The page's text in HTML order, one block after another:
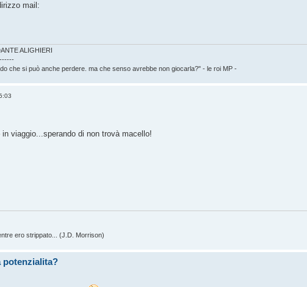
mail:
ALIGHIERI
che si può anche perdere. ma che senso avrebbe non giocarla?" - le roi MP -
viaggio...sperando di non trovà macello!
ero strippato... (J.D. Morrison)
potenzialita?